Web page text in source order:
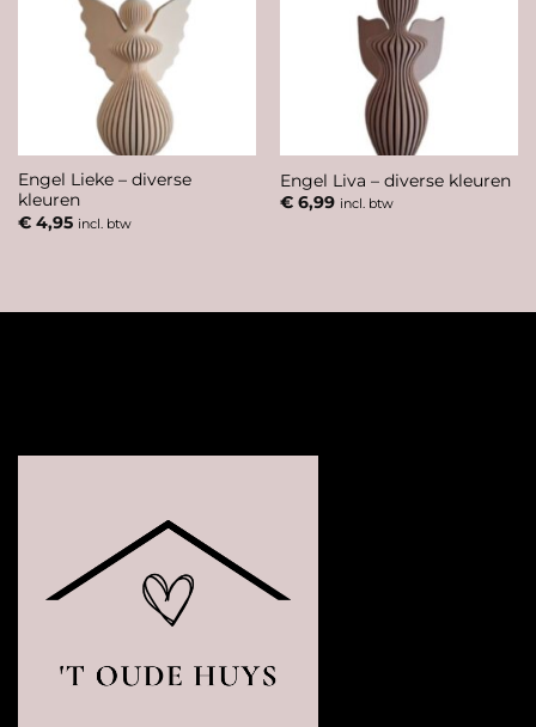
Engel Lieke – diverse
kleuren
€4,95 incl. btw
Engel Liva – diverse kleuren
€6,99 incl. btw